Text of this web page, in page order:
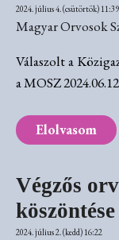
2024. július 4. (csütörtök) 11:39
Magyar Orvosok
Válaszolt a
a MOSZ
Elolvasom
Végzős
köszöntése
2024. július 2. (kedd) 16:22